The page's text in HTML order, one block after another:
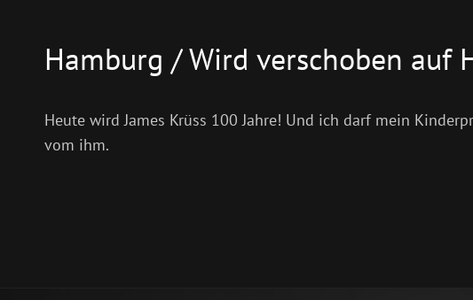
Hamburg / Wird verschoben auf
Heute wird James Krüss 100 Jahre! Und ich darf mein
vom ihm.